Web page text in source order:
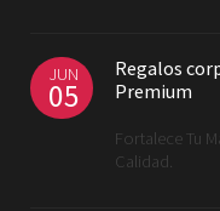
JUN
05
Regalos
Premium
Fortalece Tu
Calidad.